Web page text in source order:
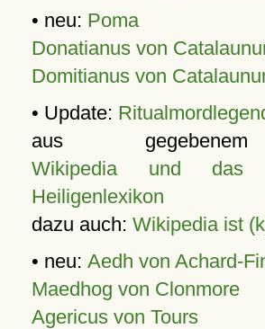
• neu: Poma
Donatianus von
Domitianus von
• Update:
aus
Wikipedia und das
Heiligenlexikon
dazu auch: Wikipedia ist
• neu: Aedh von Achard-
Maedhog von Clonmore
Agericus von Tours